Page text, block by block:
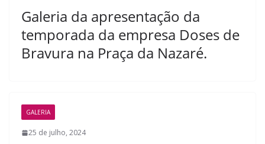
Galeria da apresentação da
temporada da empresa Doses de
Bravura na Praça da Nazaré.
GALERIA
25 de julho, 2024